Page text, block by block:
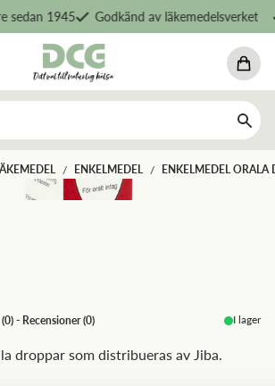
1945 Godkänd av läkemedelsverket
/ ENKELMEDEL / ENKELMEDEL ORALA
(0)- Recensioner(0) I lager
droppar som distribueras av Jiba.